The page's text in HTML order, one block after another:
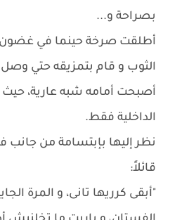
بصراحة و...
أطلقت صرخة حينما في غضون
الثوب و قام بتمزيقه حتي
أصبحت أمامه شبه عارية،
الداخلية فقط.
نظر إليها بإبتسامة من جانب
قائلاً:
"أبقى كرريها تانى، و المرة